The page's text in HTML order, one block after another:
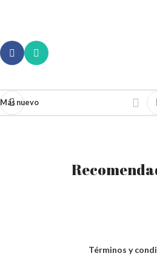
Más nuevo
Términos y